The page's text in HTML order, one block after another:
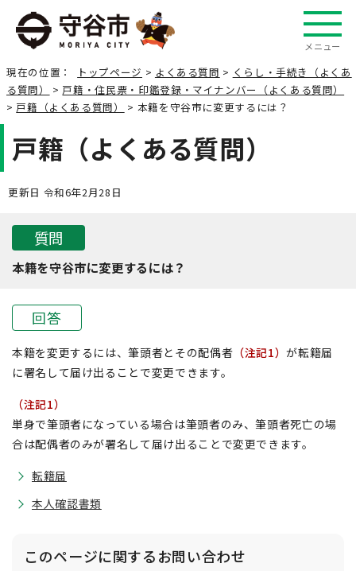
メニュー
現在の位置： トップページ > よくある質問 > くらし・手続き（よくあ
る質問）
> 戸籍・住民票・印鑑登録・マイナンバー（よくある質問）
> 戸籍（よくある質問） > 本籍を守谷市に変更するには？
戸籍（よくある質問）
更新日 令和6年2月28日
質問
本籍を守谷市に変更するには？
回答
本籍を変更するには、筆頭者とその配偶者 （注記1）が転籍届
に署名して届け出ることで変更できます。
（注記1）
単身で筆頭者になっている場合は筆頭者のみ、筆頭者死亡の場
合は配偶者のみが署名して届け出ることで変更できます。
転籍届
本人確認書類
このページに関するお問い合わせ